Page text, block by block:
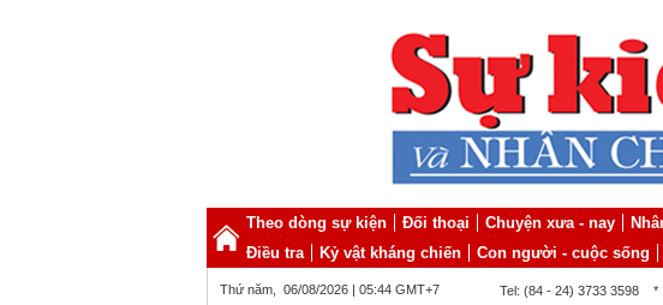
Theo dòng sự kiện Đối thoại Chuyện xưa - nay
Điều tra
Kỷ vật kháng chiến Con người - cuộc sống
Thứ năm, 06/08/2026 | 05:44 GMT+7 Tel: (84 - 24) 3733 3598